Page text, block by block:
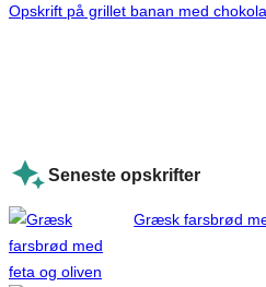
Opskrift på grillet banan med
Seneste opskrifter
Græsk farsbrød